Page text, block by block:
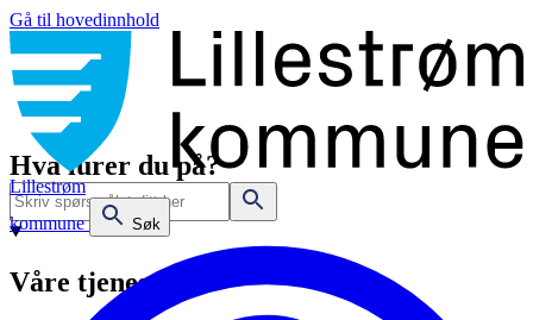
Gå til hovedinnhold
Lillestrøm
kommune
Søk
Hva lurer du på?
Våre tjenester